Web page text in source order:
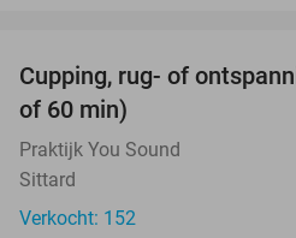
Cupping, rug- of
of 60 min)
Praktijk You Sound
Sittard
Verkocht: 152